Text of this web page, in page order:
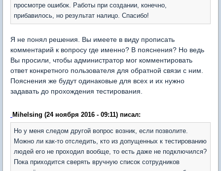
просмотре ошибок. Работы при создании, конечно,
прибавилось, но результат налицо. Спасибо!
Я не понял решения. Вы имеете в виду прописать
комментарий к вопросу где именно? В пояснения? Но ведь
Вы просили, чтобы администратор мог комментировать
ответ конкретного пользователя для обратной связи с ним.
Пояснения же будут одинаковые для всех и их нужно
задавать до прохождения тестирования.
Mihelsing (24 ноября 2016 - 09:11) писал:
Но у меня следом другой вопрос возник, если позволите.
Можно ли как-то отследить, кто из допущенных к тестированию
людей его не проходил вообще, то есть даже не подключился?
Пока приходится сверять вручную список сотрудников